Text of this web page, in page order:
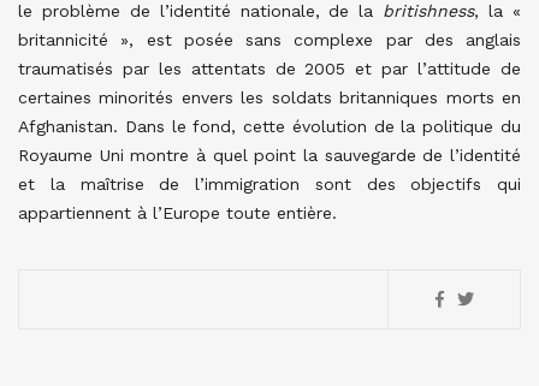
le problème de l’identité nationale, de la britishness, la «
britannicité », est posée sans complexe par des anglais
traumatisés par les attentats de 2005 et par l’attitude de
certaines minorités envers les soldats britanniques morts en
Afghanistan. Dans le fond, cette évolution de la politique du
Royaume Uni montre à quel point la sauvegarde de l’identité
et la maîtrise de l’immigration sont des objectifs qui
appartiennent à l’Europe toute entière.